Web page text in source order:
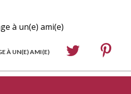
à un(e) ami(e)
À UN(E) AMI(E)